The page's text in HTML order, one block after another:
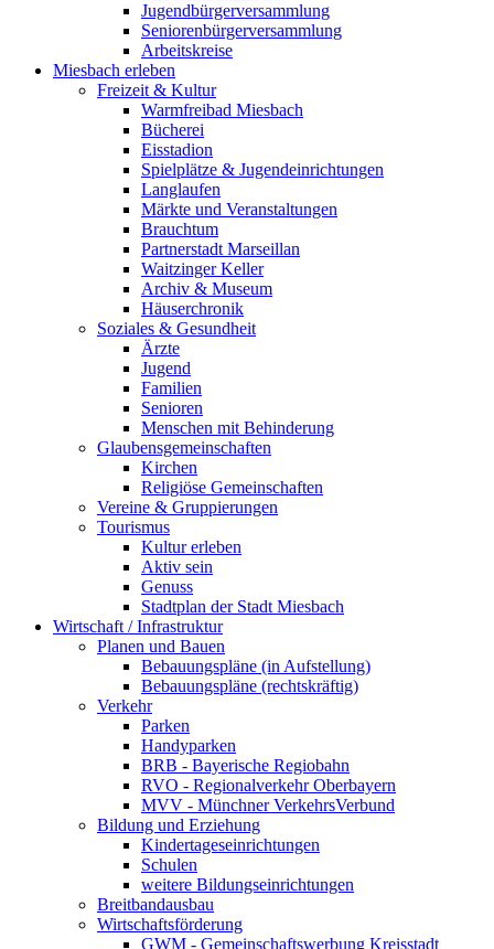
Jugendbürgerversammlung
Seniorenbürgerversammlung
Arbeitskreise
Miesbach erleben
Freizeit & Kultur
Warmfreibad Miesbach
Bücherei
Eisstadion
Spielplätze & Jugendeinrichtungen
Langlaufen
Märkte und Veranstaltungen
Brauchtum
Partnerstadt Marseillan
Waitzinger Keller
Archiv & Museum
Häuserchronik
Soziales & Gesundheit
Ärzte
Jugend
Familien
Senioren
Menschen mit Behinderung
Glaubensgemeinschaften
Kirchen
Religiöse Gemeinschaften
Vereine & Gruppierungen
Tourismus
Kultur erleben
Aktiv sein
Genuss
Stadtplan der Stadt Miesbach
Wirtschaft / Infrastruktur
Planen und Bauen
Bebauungspläne (in Aufstellung)
Bebauungspläne (rechtskräftig)
Verkehr
Parken
Handyparken
BRB - Bayerische Regiobahn
RVO - Regionalverkehr Oberbayern
MVV - Münchner VerkehrsVerbund
Bildung und Erziehung
Kindertageseinrichtungen
Schulen
weitere Bildungseinrichtungen
Breitbandausbau
Wirtschaftsförderung
GWM - Gemeinschaftswerbung Kreisstadt